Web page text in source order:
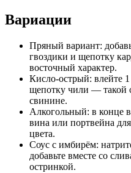
Вариации
Пряный вариант:
гвоздики и щепотку
восточный характер.
Кисло-острый: влейте 1
щепотку чили — такой
свинине.
Алкогольный: в конце
вина или портвейна
цвета.
Соус с имбирём:
добавьте вместе со
остринкой.